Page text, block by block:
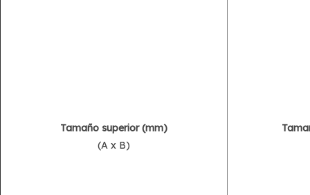
Tamaño superior (mm)
(A x B)